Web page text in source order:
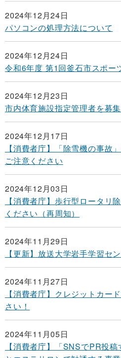
2024年12月24日
パソコンの処理方法について
2024年12月24日
令和6年度 第1回釜石市スポー
2024年12月23日
市内体育施設指定管理者を募
2024年12月17日
【消費者庁】「除雪機の事故
ご注意ください
2024年12月03日
【消費者庁】歩行型ロータリ
ください（再周知）
2024年11月29日
【更新】放送大学岩手学習セ
2024年11月27日
【消費者庁】クレジットカー
さい！
2024年11月05日
【消費者庁】「SNSでPR投稿